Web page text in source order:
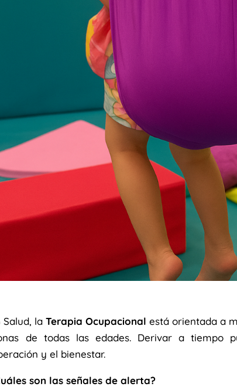
Salud, la Terapia Ocupacional está orientada a
de todas las edades. Derivar a tiempo
y el bienestar.
son las señales de alerta?